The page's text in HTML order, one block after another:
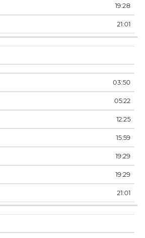
19:28
21:01
03:50
05:22
12:25
15:59
19:29
19:29
21:01